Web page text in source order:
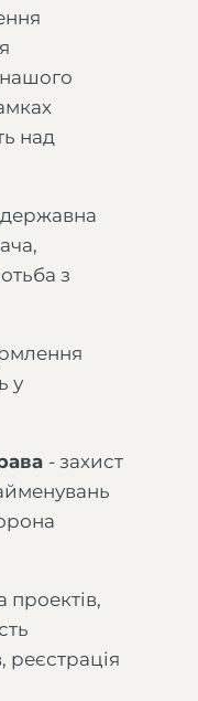
над
з
у
- захист
проектів,
реєстрація